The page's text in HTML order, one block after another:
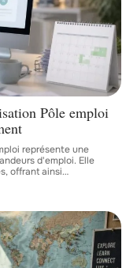
Pôle emploi
représente une
d'emploi. Elle
offrant ainsi…